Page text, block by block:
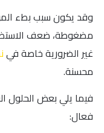
وقد يكون سبب بطء
غير الضرورية خاصة في
محسنة.
فيما يلي بعض
فعال: